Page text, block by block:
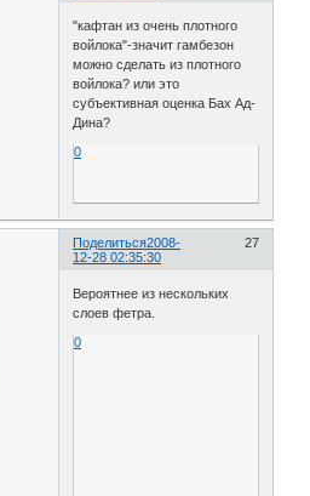
"кафтан из очень плотного
войлока"-значит гамбезон
можно сделать из плотного
войлока? или это
субъективная оценка Бах Ад-
Дина?
0
Поделиться 27
2008-
12-28 02:35:30
Вероятнее из нескольких
слоев фетра.
0